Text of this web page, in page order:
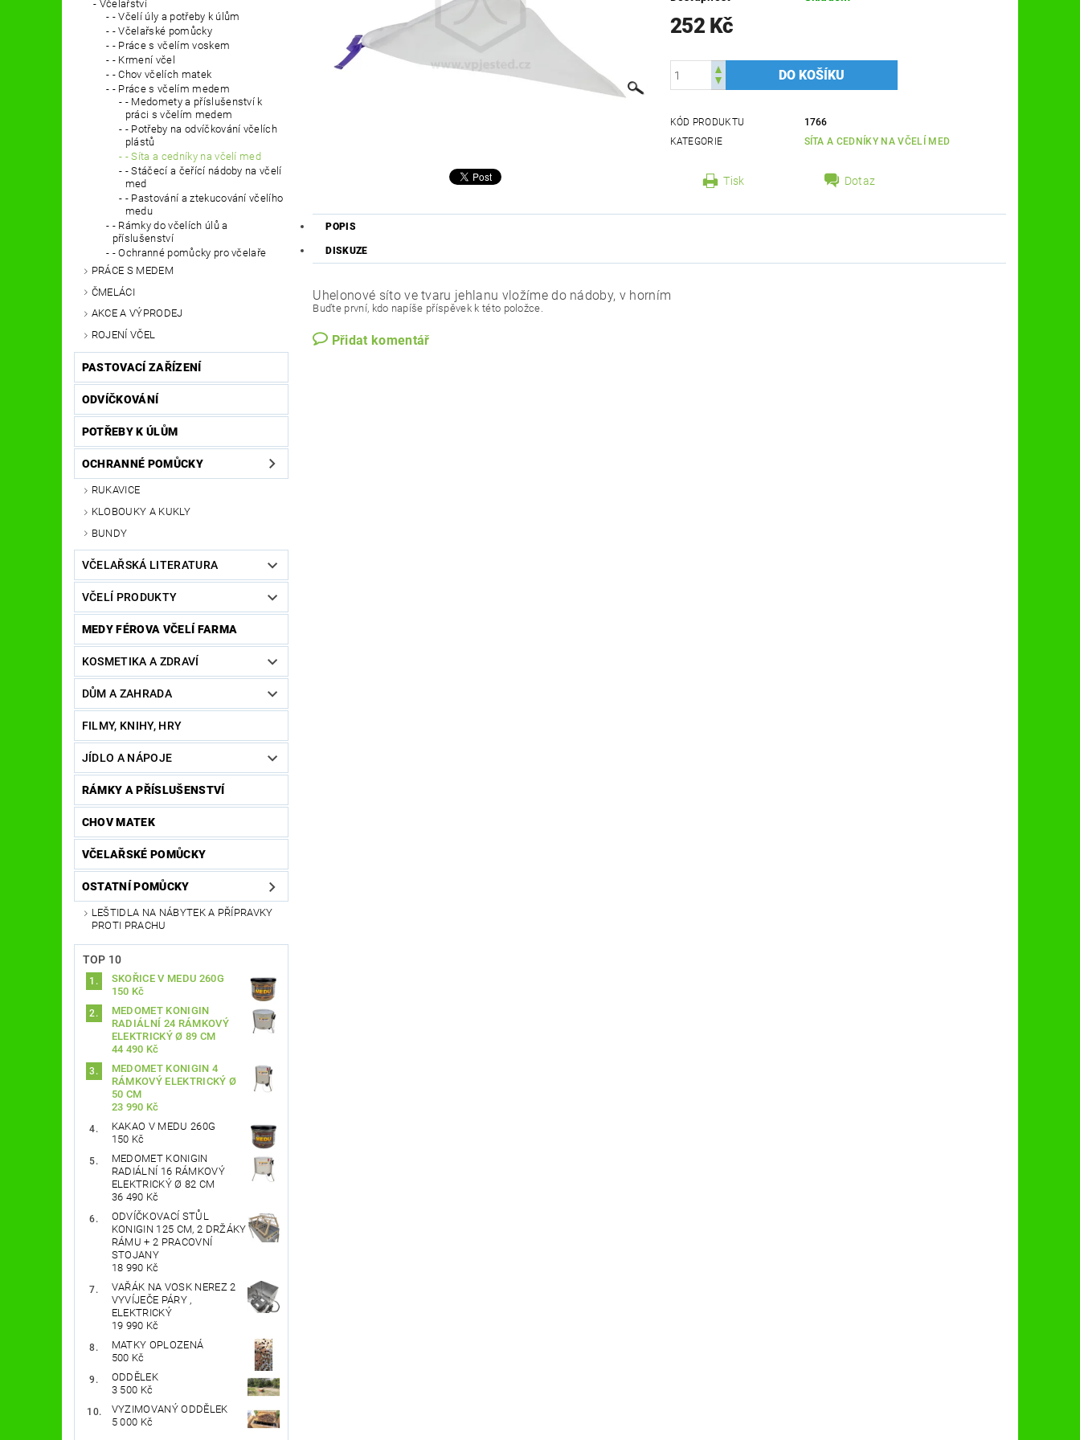
Včelařství
- Včelí úly a potřeby k úlům
- Včelařské pomůcky
- Práce s včelím voskem
- Krmení včel
- Chov včelích matek
- Práce s včelím medem
- Medomety a příslušenství k
práci s včelím medem
- Potřeby na odvíčkování včelích
plástů
- Síta a cedníky na včelí med
- Stáčecí a čeřící nádoby na včelí
med
- Pastování a ztekucování včelího
medu
- Rámky do včelích úlů a
příslušenství
- Ochranné pomůcky pro včelaře
PRÁCE S MEDEM
ČMELÁCI
AKCE A VÝPRODEJ
ROJENÍ VČEL
PASTOVACÍ ZAŘÍZENÍ
ODVÍČKOVÁNÍ
POTŘEBY K ÚLŮM
OCHRANNÉ POMŮCKY
RUKAVICE
KLOBOUKY A KUKLY
BUNDY
VČELAŘSKÁ LITERATURA
VČELÍ PRODUKTY
MEDY FÉROVA VČELÍ FARMA
KOSMETIKA A ZDRAVÍ
DŮM A ZAHRADA
FILMY, KNIHY, HRY
JÍDLO A NÁPOJE
RÁMKY A PŘÍSLUŠENSTVÍ
CHOV MATEK
VČELAŘSKÉ POMŮCKY
OSTATNÍ POMŮCKY
LEŠTIDLA NA NÁBYTEK A PŘÍPRAVKY
PROTI PRACHU
TOP 10
SKOŘICE V MEDU 260G
150 Kč
MEDOMET KONIGIN
RADIÁLNÍ 24 RÁMKOVÝ
ELEKTRICKÝ Ø 89 CM
44 490 Kč
MEDOMET KONIGIN 4
RÁMKOVÝ ELEKTRICKÝ Ø
50 CM
23 990 Kč
KAKAO V MEDU 260G
150 Kč
MEDOMET KONIGIN
RADIÁLNÍ 16 RÁMKOVÝ
ELEKTRICKÝ Ø 82 CM
36 490 Kč
ODVÍČKOVACÍ STŮL
KONIGIN 125 CM, 2 DRŽÁKY
RÁMU + 2 PRACOVNÍ
STOJANY
18 990 Kč
VAŘÁK NA VOSK NEREZ 2
VYVÍJEČE PÁRY ,
ELEKTRICKÝ
19 990 Kč
MATKY OPLOZENÁ
500 Kč
ODDĚLEK
3 500 Kč
VYZIMOVANÝ ODDĚLEK
5 000 Kč
252 Kč
KÓD PRODUKTU
1766
KATEGORIE
SÍTA A CEDNÍKY NA VČELÍ MED
Tisk Dotaz
POPIS
DISKUZE
Uhelonové síto ve tvaru jehlanu vložíme do nádoby, v horním
Buďte první, kdo napíše příspěvek k této položce.
Přidat komentář